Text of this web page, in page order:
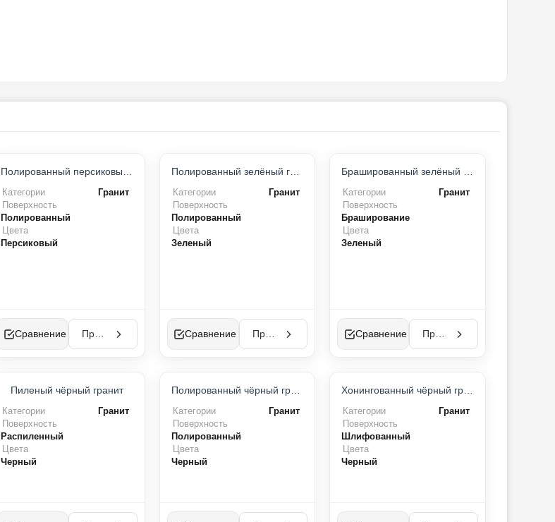
Полированный персиковый гранит
Категории
Гранит
Поверхность
Полированный
Цвета
Персиковый
Сравнение Просмотр
Полированный зелёный гранит
Категории
Гранит
Поверхность
Полированный
Цвета
Зеленый
Сравнение Просмотр
Брашированный зелёный гранит
Категории
Гранит
Поверхность
Браширование
Цвета
Зеленый
Сравнение Просмотр
Пиленый чёрный гранит
Категории
Гранит
Поверхность
Распиленный
Цвета
Черный
ХИТ ПРОДАЖПолированный чёрный гранит
Категории
Гранит
Поверхность
Полированный
Цвета
Черный
ХИТ ПРОДАЖХонингованный чёрный гранит
Категории
Гранит
Поверхность
Шлифованный
Цвета
Черный